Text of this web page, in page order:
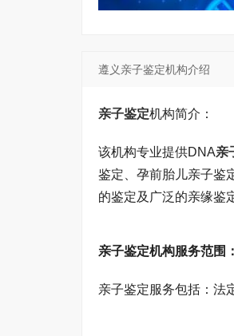
遵义亲子鉴定机构介绍
亲子鉴定机构简介：
该机构专业提供DNA亲
鉴定、孕前胎儿亲子鉴
的鉴定及广泛的亲缘鉴
亲子鉴定机构服务范围：
亲子鉴定服务包括：法